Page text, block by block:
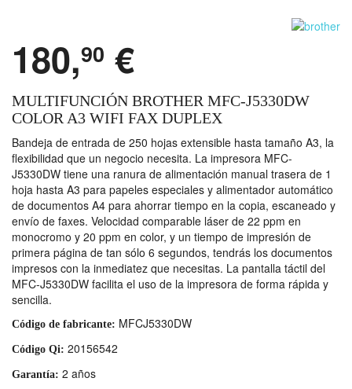
180,90 €
MULTIFUNCIÓN BROTHER MFC-J5330DW
COLOR A3 WIFI FAX DUPLEX
Bandeja de entrada de 250 hojas extensible hasta tamaño A3, la
flexibilidad que un negocio necesita. La impresora MFC-
J5330DW tiene una ranura de alimentación manual trasera de 1
hoja hasta A3 para papeles especiales y alimentador automático
de documentos A4 para ahorrar tiempo en la copia, escaneado y
envío de faxes. Velocidad comparable láser de 22 ppm en
monocromo y 20 ppm en color, y un tiempo de impresión de
primera página de tan sólo 6 segundos, tendrás los documentos
impresos con la inmediatez que necesitas. La pantalla táctil del
MFC-J5330DW facilita el uso de la impresora de forma rápida y
sencilla.
Código de fabricante: MFCJ5330DW
Código Qi: 20156542
Garantía: 2 años